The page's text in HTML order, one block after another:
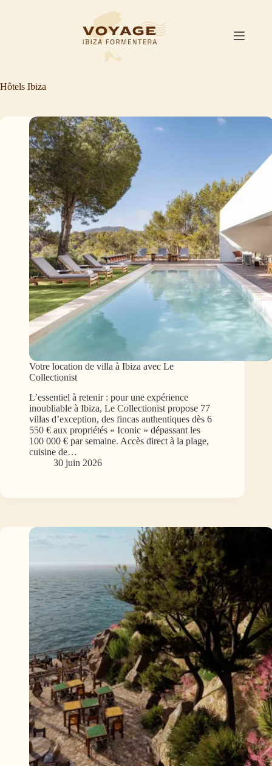
Hôtels Ibiza
Votre location de villa à Ibiza avec Le
Collectionist
L’essentiel à retenir : pour une expérience
inoubliable à Ibiza, Le Collectionist propose 77
villas d’exception, des fincas authentiques dès 6
550 € aux propriétés « Iconic » dépassant les
100 000 € par semaine. Accès direct à la plage,
cuisine de…
30 juin 2026